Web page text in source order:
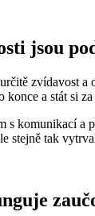
jsou
zvídavost a
konce a stát si
s komunikací a
stejně tak